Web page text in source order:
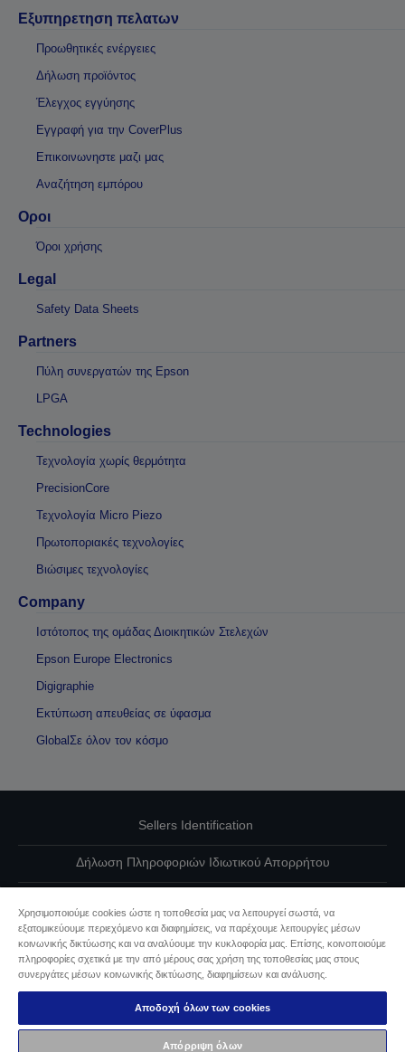
Εξυπηρετηση πελατων
Προωθητικές ενέργειες
Δήλωση προϊόντος
Έλεγχος εγγύησης
Εγγραφή για την CoverPlus
Επικοινωνηστε μαζι μας
Αναζήτηση εμπόρου
Οροι
Όροι χρήσης
Legal
Safety Data Sheets
Partners
Πύλη συνεργατών της Epson
LPGA
Technologies
Τεχνολογία χωρίς θερμότητα
PrecisionCore
Τεχνολογία Micro Piezo
Πρωτοποριακές τεχνολογίες
Βιώσιμες τεχνολογίες
Company
Ιστότοπος της ομάδας Διοικητικών Στελεχών
Epson Europe Electronics
Digigraphie
Εκτύπωση απευθείας σε ύφασμα
GlobalΣε όλον τον κόσμο
Sellers Identification
Δήλωση Πληροφοριών Ιδιωτικού Απορρήτου
Επικοινωνήστε μαζί μας για τα δεδομένα σας
Πληροφορίες σχετικά με τα cookie
Δέσμευση της Epson για προσβασιμότητα
Χρησιμοποιούμε cookies ώστε η τοποθεσία μας να λειτουργεί σωστά, να
εξατομικεύουμε περιεχόμενο και διαφημίσεις, να παρέχουμε λειτουργίες μέσων
κοινωνικής δικτύωσης και να αναλύουμε την κυκλοφορία μας. Επίσης, κοινοποιούμε
πληροφορίες σχετικά με την από μέρους σας χρήση της τοποθεσίας μας στους
συνεργάτες μέσων κοινωνικής δικτύωσης, διαφημίσεων και ανάλυσης.
Αποδοχή όλων των cookies
Απόρριψη όλων